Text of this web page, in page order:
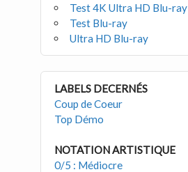
Test 4K Ultra HD Blu-ray
Test Blu-ray
Ultra HD Blu-ray
LABELS DECERNÉS
Coup de Coeur
Top Démo
NOTATION ARTISTIQUE
0/5 : Médiocre